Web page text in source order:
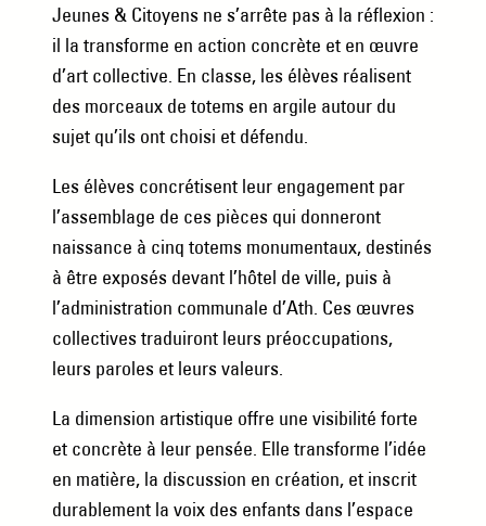
Jeunes & Citoyens ne s’arrête pas à la réflexion :
il la transforme en action concrète et en œuvre
d’art collective. En classe, les élèves réalisent
des morceaux de totems en argile autour du
sujet qu’ils ont choisi et défendu.
Les élèves concrétisent leur engagement par
l’assemblage de ces pièces qui donneront
naissance à cinq totems monumentaux, destinés
à être exposés devant l’hôtel de ville, puis à
l’administration communale d’Ath. Ces œuvres
collectives traduiront leurs préoccupations,
leurs paroles et leurs valeurs.
La dimension artistique offre une visibilité forte
et concrète à leur pensée. Elle transforme l’idée
en matière, la discussion en création, et inscrit
durablement la voix des enfants dans l’espace